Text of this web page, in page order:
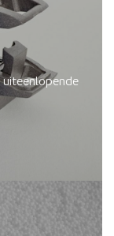
uiteenlopende